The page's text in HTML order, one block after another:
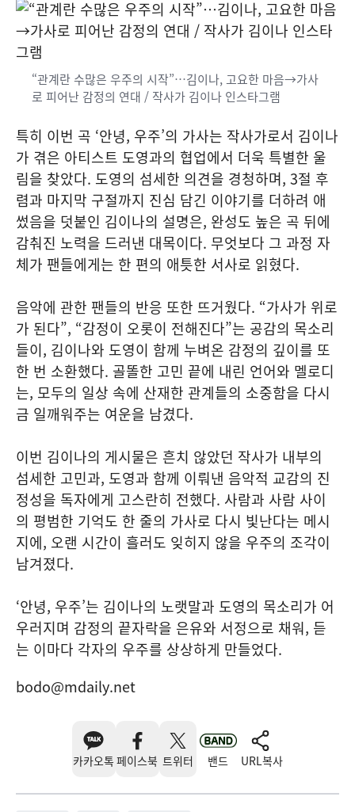
“관계란 수많은 우주의 시작”…김이나, 고요한 마음→가사
로 피어난 감정의 연대 / 작사가 김이나 인스타그램
특히 이번 곡 ‘안녕, 우주’의 가사는 작사가로서 김이나
가 겪은 아티스트 도영과의 협업에서 더욱 특별한 울
림을 찾았다. 도영의 섬세한 의견을 경청하며, 3절 후
렴과 마지막 구절까지 진심 담긴 이야기를 더하려 애
썼음을 덧붙인 김이나의 설명은, 완성도 높은 곡 뒤에
감춰진 노력을 드러낸 대목이다. 무엇보다 그 과정 자
체가 팬들에게는 한 편의 애틋한 서사로 읽혔다.
음악에 관한 팬들의 반응 또한 뜨거웠다. “가사가 위로
가 된다”, “감정이 오롯이 전해진다”는 공감의 목소리
들이, 김이나와 도영이 함께 누벼온 감정의 깊이를 또
한 번 소환했다. 골똘한 고민 끝에 내린 언어와 멜로디
는, 모두의 일상 속에 산재한 관계들의 소중함을 다시
금 일깨워주는 여운을 남겼다.
이번 김이나의 게시물은 흔치 않았던 작사가 내부의
섬세한 고민과, 도영과 함께 이뤄낸 음악적 교감의 진
정성을 독자에게 고스란히 전했다. 사람과 사람 사이
의 평범한 기억도 한 줄의 가사로 다시 빛난다는 메시
지에, 오랜 시간이 흘러도 잊히지 않을 우주의 조각이
남겨졌다.
‘안녕, 우주’는 김이나의 노랫말과 도영의 목소리가 어
우러지며 감정의 끝자락을 은유와 서정으로 채워, 듣
는 이마다 각자의 우주를 상상하게 만들었다.
bodo@mdaily.net
카카오톡 페이스북 트위터 밴드 URL복사